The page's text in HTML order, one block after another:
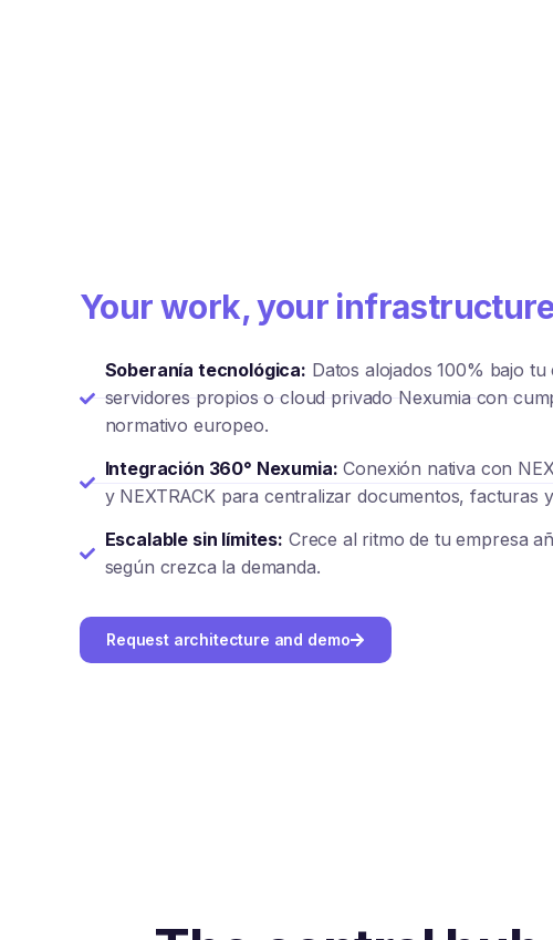
Your work, your
Soberanía tecnológica: Datos alojados 100% bajo
servidores propios o cloud privado Nexumia con
normativo europeo.
Integración 360° Nexumia: Conexión nativa con
y NEXTRACK para centralizar documentos, facturas
Escalable sin límites: Crece al ritmo de tu empresa
según crezca la demanda.
Request architecture and demo